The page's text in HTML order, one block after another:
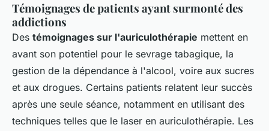
Témoignages de patients ayant surmonté des
addictions
Des témoignages sur l'auriculothérapie mettent en
avant son potentiel pour le sevrage tabagique, la
gestion de la dépendance à l'alcool, voire aux sucres
et aux drogues. Certains patients relatent leur succès
après une seule séance, notamment en utilisant des
techniques telles que le laser en auriculothérapie. Les